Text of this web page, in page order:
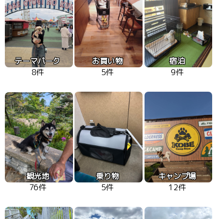
テーマパーク
8件
お買い物
5件
宿泊
9件
観光地
76件
乗り物
5件
キャンプ場
12件